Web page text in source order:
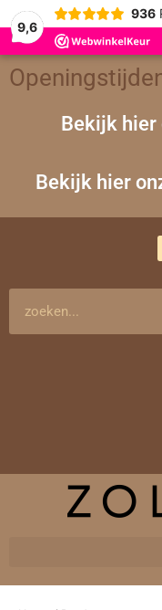
9,6
936
Bekijk hier
Bekijk hier
op